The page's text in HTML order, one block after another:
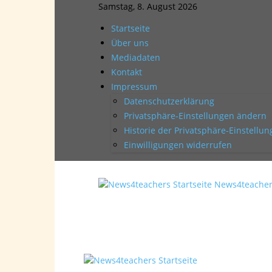
Samstag, 8. August 2026
Startseite
Über uns
Mediadaten
Kontakt
Impressum
Datenschutzerklärung
Privatsphäre-Einstellungen ändern
Historie der Privatsphäre-
Einwilligungen widerrufen